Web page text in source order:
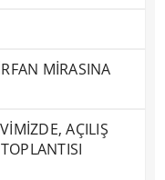
MİRASINA
AÇILIŞ